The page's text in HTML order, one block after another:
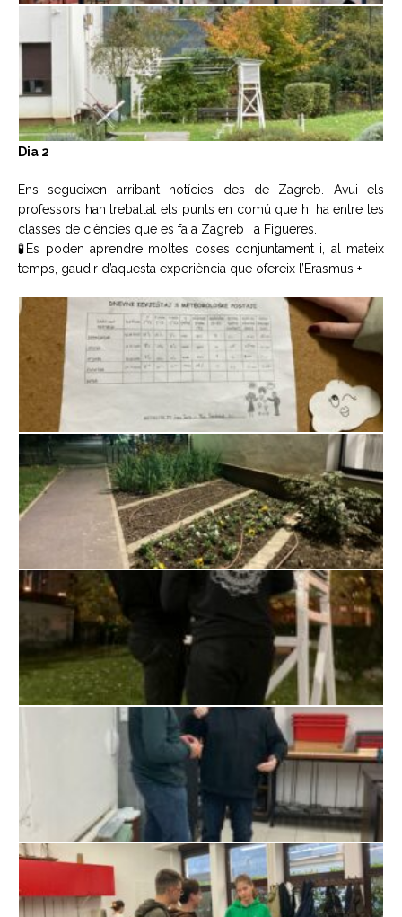
Dia 2
Ens segueixen arribant notícies des de Zagreb. Avui els
professors han treballat els punts en comú que hi ha entre les
classes de ciències que es fa a Zagreb i a Figueres.
🧪Es poden aprendre moltes coses conjuntament i, al mateix
temps, gaudir d’aquesta experiència que ofereix l’Erasmus +.